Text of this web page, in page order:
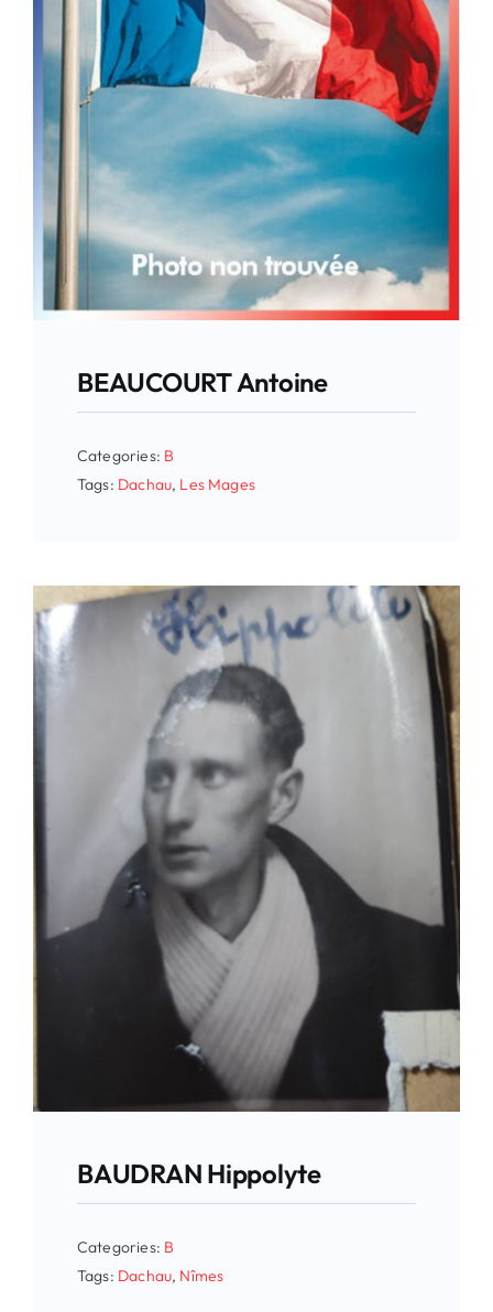
BEAUCOURT Antoine
Categories: B
Tags: Dachau, Les Mages
BAUDRAN Hippolyte
Categories: B
Tags: Dachau, Nîmes